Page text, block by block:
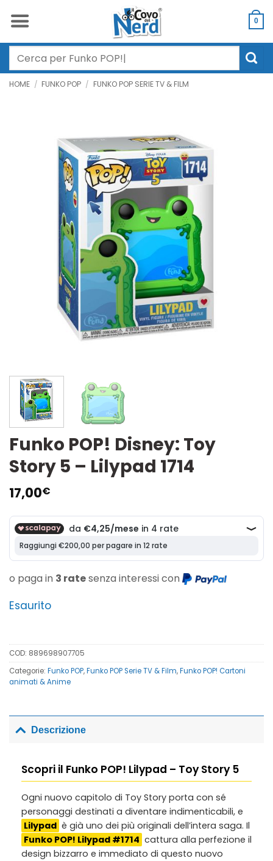
0
Cerca:
HOME / FUNKO POP / FUNKO POP SERIE TV & FILM
Funko POP! Disney: Toy
Story 5 – Lilypad 1714
17,00€
o paga in 3 ratesenza interessi con
Esaurito
COD: 889698907705
Categorie: Funko POP,Funko POP Serie TV & Film,Funko POP! Cartoni
animati & Anime
Descrizione
Scopri il Funko POP! Lilypad – Toy Story 5
Ogni nuovo capitolo di Toy Story porta con sé
personaggi destinati a diventare indimenticabili, e
Lilypad è già uno dei più originali dell’intera saga. Il
Funko POP! Lilypad #1714 cattura alla perfezione il
design bizzarro e immediato di questo nuovo